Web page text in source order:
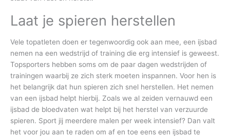
Laat je spieren herstellen
Vele topatleten doen er tegenwoordig ook aan mee, een ijsbad
nemen na een wedstrijd of training die erg intensief is geweest.
Topsporters hebben soms om de paar dagen wedstrijden of
trainingen waarbij ze zich sterk moeten inspannen. Voor hen is
het belangrijk dat hun spieren zich snel herstellen. Het nemen
van een ijsbad helpt hierbij. Zoals we al zeiden vernauwd een
ijsbad de bloedvaten wat helpt bij het herstel van verzuurde
spieren. Sport jij meerdere malen per week intensief? Dan valt
het voor jou aan te raden om af en toe eens een ijsbad te